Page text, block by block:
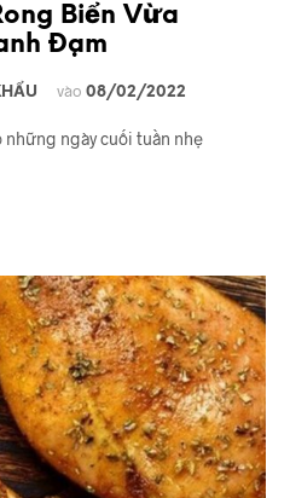
Biển Vừa
Đạm
vào 08/02/2022
ngày cuối tuần nhẹ